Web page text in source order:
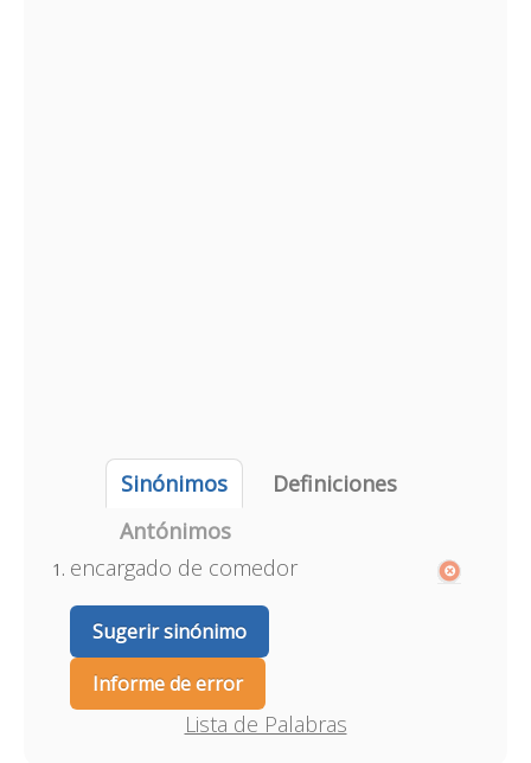
Sinónimos
Definiciones
Antónimos
encargado de comedor
Sugerir sinónimo
Informe de error
Lista de Palabras